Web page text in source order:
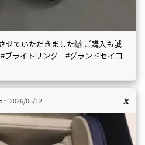
せていただきました🙌 ご購入も誠
ブライトリング #グランドセイコ
2026/05/12